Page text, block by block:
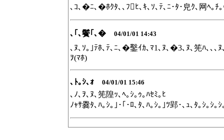
､ｺ､�ﾆ､�ﾎｸﾀ､､ﾌﾋ､ｷ､ｿ､ﾃ､ﾆ･ﾀ･皃ｸ､网ﾍ｡ﾁ
､｢､鬢｢､� 04/01/01 14:43
､ﾇ､ｿ｡｣ﾃﾎ､ﾃ､ﾆ､�鑿ｲｶ､ﾏ1､ﾇ､�3､ﾇ､筅ﾊ､､､
ｦ(ﾏﾎ)
､ﾄ｡ｼ､ｫ 04/01/01 15:46
､ﾉ､ｦ､ﾇ､筅隍ｯ､ﾍ｡ｼ｡ｩ｡ﾊｾﾐ｡ﾋ
ﾉｬｻ爨ﾀ､ﾊ｡ｼ｡｣･｢･ﾛ､ﾀ､ﾊ｡ｼ｡｣ﾂ郢･､ｭ､ﾀ｡ｼ｡ｼ｡ｼ